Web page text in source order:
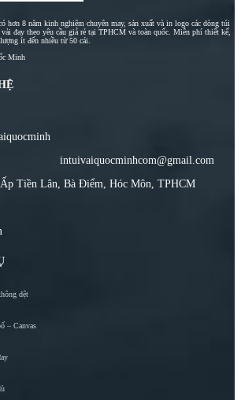
hơn 8 năm kinh nghiệm chuyên may, sản xuất và in logo các dòng túi
đay theo yêu cầu giá rẻ tại TPHCM và toàn quốc. Miễn phí thiết kế,
ít đến nhiều từ 50 cái.
Minh
intuivaiquocminhcom@gmail.com
Tiền Lân, Bà Điểm, Hóc Môn, TPHCM
dệt
– Canvas